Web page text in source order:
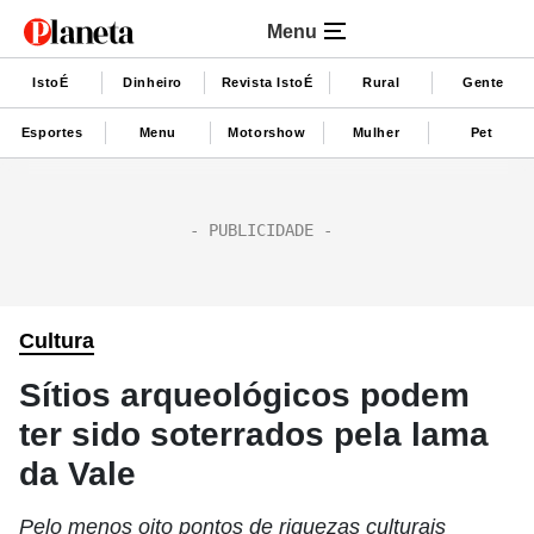
Menu
IstoÉ Dinheiro Revista IstoÉ Rural Gente
Esportes Menu Motorshow Mulher Pet
Cultura
Sítios arqueológicos podem
ter sido soterrados pela lama
da Vale
Pelo menos oito pontos de riquezas culturais